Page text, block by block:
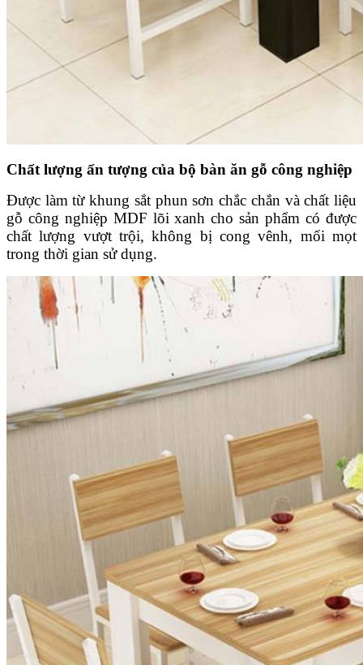
Chất lượng ấn tượng của bộ bàn ăn gỗ công nghiệp
Được làm từ khung sắt phun sơn chắc chắn và chất liệu
gỗ công nghiệp MDF lõi xanh cho sản phẩm có được
chất lượng vượt trội, không bị cong vênh, mối mọt
trong thời gian sử dụng.